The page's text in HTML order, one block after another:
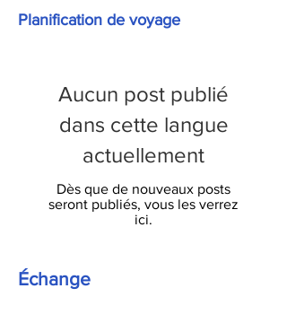
Planification de voyage
Aucun post publié
dans cette langue
actuellement
Dès que de nouveaux posts
seront publiés, vous les verrez
ici.
Échange